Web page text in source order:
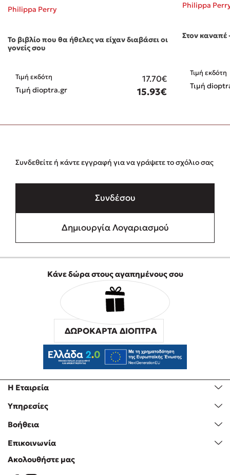
Philippa Perry
Το βιβλίο που θα ήθελες να είχαν διαβάσει οι
γονείς σου
Τιμή εκδότη 17.70€
Τιμή dioptra.gr 15.93€
Philippa
Στον καναπέ
Τιμή εκδότη
Τιμή
Συνδεθείτε ή κάντε εγγραφή για να γράψετε το σχόλιο σας
Συνδέσου
Δημιουργία Λογαριασμού
Η Εταιρεία
Υπηρεσίες
Βοήθεια
Επικοινωνία
Κάνε δώρα στους αγαπημένους σου
ΔΩΡΟΚΑΡΤΑ ΔΙΟΠΤΡΑ
Ακολουθήστε μας